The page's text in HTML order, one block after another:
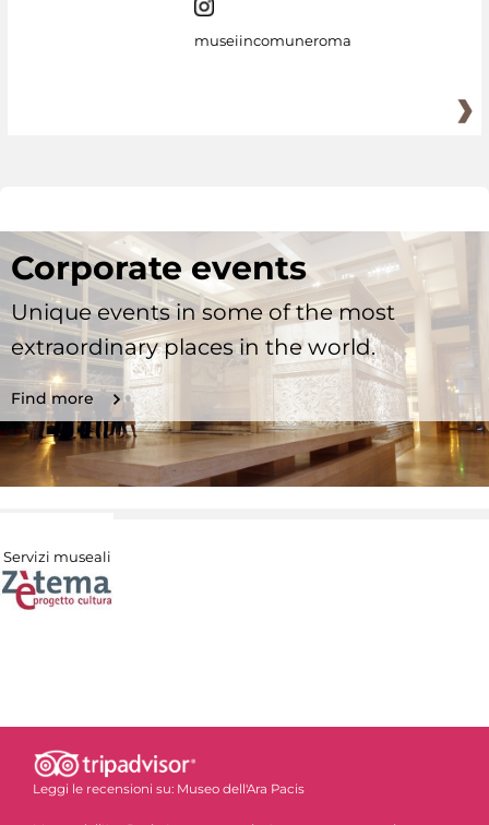
museiincomuneroma
Corporate events
Unique events in some of the most
extraordinary places in the world.
Find more
Servizi museali
Leggi le recensioni su: Museo dell'Ara Pacis